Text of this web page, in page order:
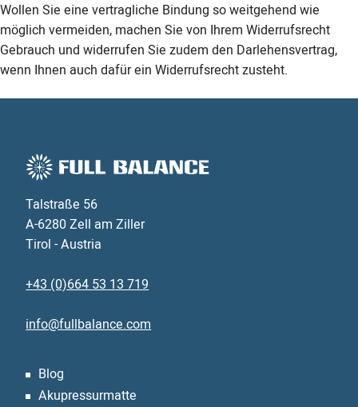
Wollen Sie eine vertragliche Bindung so weitgehend wie
möglich vermeiden, machen Sie von Ihrem Widerrufsrecht
Gebrauch und widerrufen Sie zudem den Darlehensvertrag,
wenn Ihnen auch dafür ein Widerrufsrecht zusteht.
Talstraße 56
A-6280 Zell am Ziller
Tirol - Austria
+43 (0)664 53 13 719
info@fullbalance.com
Blog
Akupressurmatte